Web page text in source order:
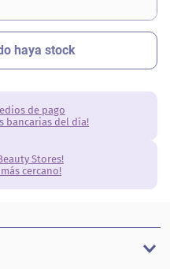
de pago
bancarias del día!
Stores!
cercano!